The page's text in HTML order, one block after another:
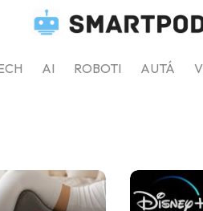
AI ROBOTI AUTÁ